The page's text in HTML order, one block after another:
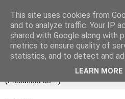
This site uses cookies from
and to analyze traffic. Your IP
shared with Google along with
metrics to ensure quality of
statistics, and to detect and
LEARN MORE